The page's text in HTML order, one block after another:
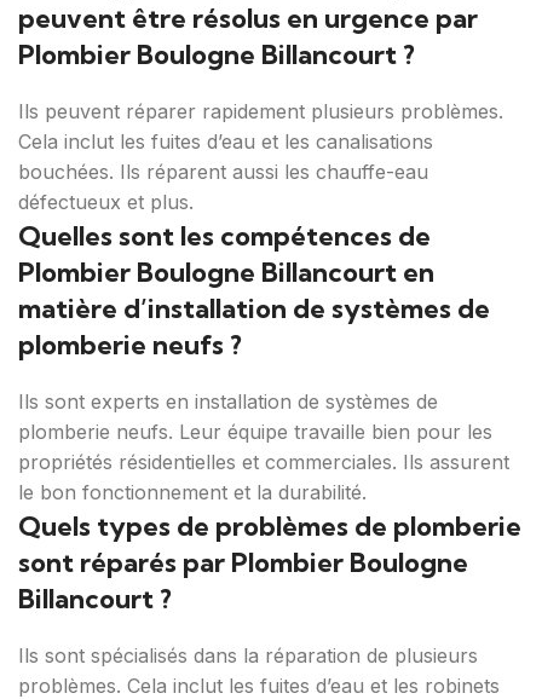
peuvent être résolus en urgence par
Plombier Boulogne Billancourt ?
Ils peuvent réparer rapidement plusieurs problèmes.
Cela inclut les fuites d’eau et les canalisations
bouchées. Ils réparent aussi les chauffe-eau
défectueux et plus.
Quelles sont les compétences de
Plombier Boulogne Billancourt en
matière d’installation de systèmes de
plomberie neufs ?
Ils sont experts en installation de systèmes de
plomberie neufs. Leur équipe travaille bien pour les
propriétés résidentielles et commerciales. Ils assurent
le bon fonctionnement et la durabilité.
Quels types de problèmes de plomberie
sont réparés par Plombier Boulogne
Billancourt ?
Ils sont spécialisés dans la réparation de plusieurs
problèmes. Cela inclut les fuites d’eau et les robinets